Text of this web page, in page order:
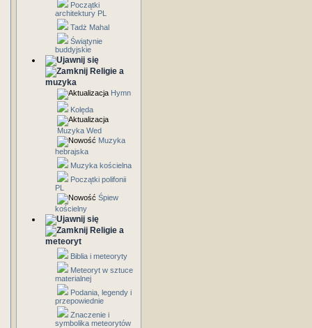
Początki
architektury PL
Tadż Mahal
Świątynie
buddyjskie
Religie a
muzyka
Hymn
Kolęda
Muzyka Wed
Muzyka
hebrajska
Muzyka kościelna
Początki polifonii
PL
Śpiew
kościelny
Religie a
meteoryt
Biblia i meteoryty
Meteoryt w sztuce
materialnej
Podania, legendy i
przepowiednie
Znaczenie i
symbolika meteorytów